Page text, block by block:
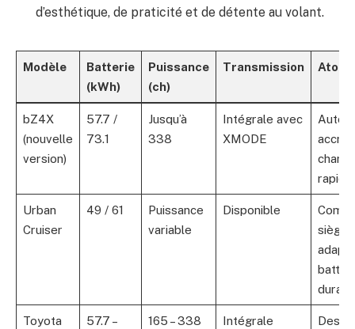
d’esthétique, de praticité et de détente au volant.
Modèle
Batterie
(kWh)
Puissance
(ch)
Transmission
bZ4X
(nouvelle
version)
57.7 /
73.1
Jusqu’à
338
Intégrale avec
XMODE
charge
rapide
Urban
Cruiser
49 / 61
Puissance
variable
Disponible
sièges
Toyota
57.7 –
165 – 338
Intégrale
Design